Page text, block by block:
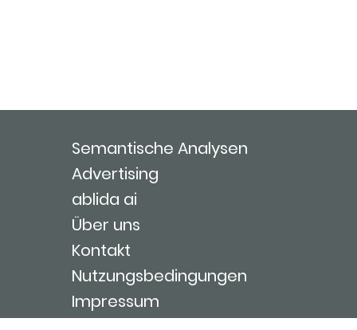
Semantische Analysen
Advertising
ablida ai
Über uns
Kontakt
Nutzungsbedingungen
Impressum